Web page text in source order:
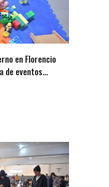
en Florencio
de eventos